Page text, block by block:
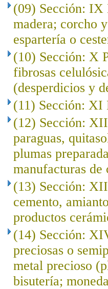
(09) Sección: IX
madera; corcho
espartería o
(10) Sección: X
fibrosas
(desperdicios y
(11) Sección: XI
(12) Sección:
paraguas,
plumas
manufacturas de
(13) Sección:
cemento,
productos
(14) Sección:
preciosas o
metal precioso
bisutería;